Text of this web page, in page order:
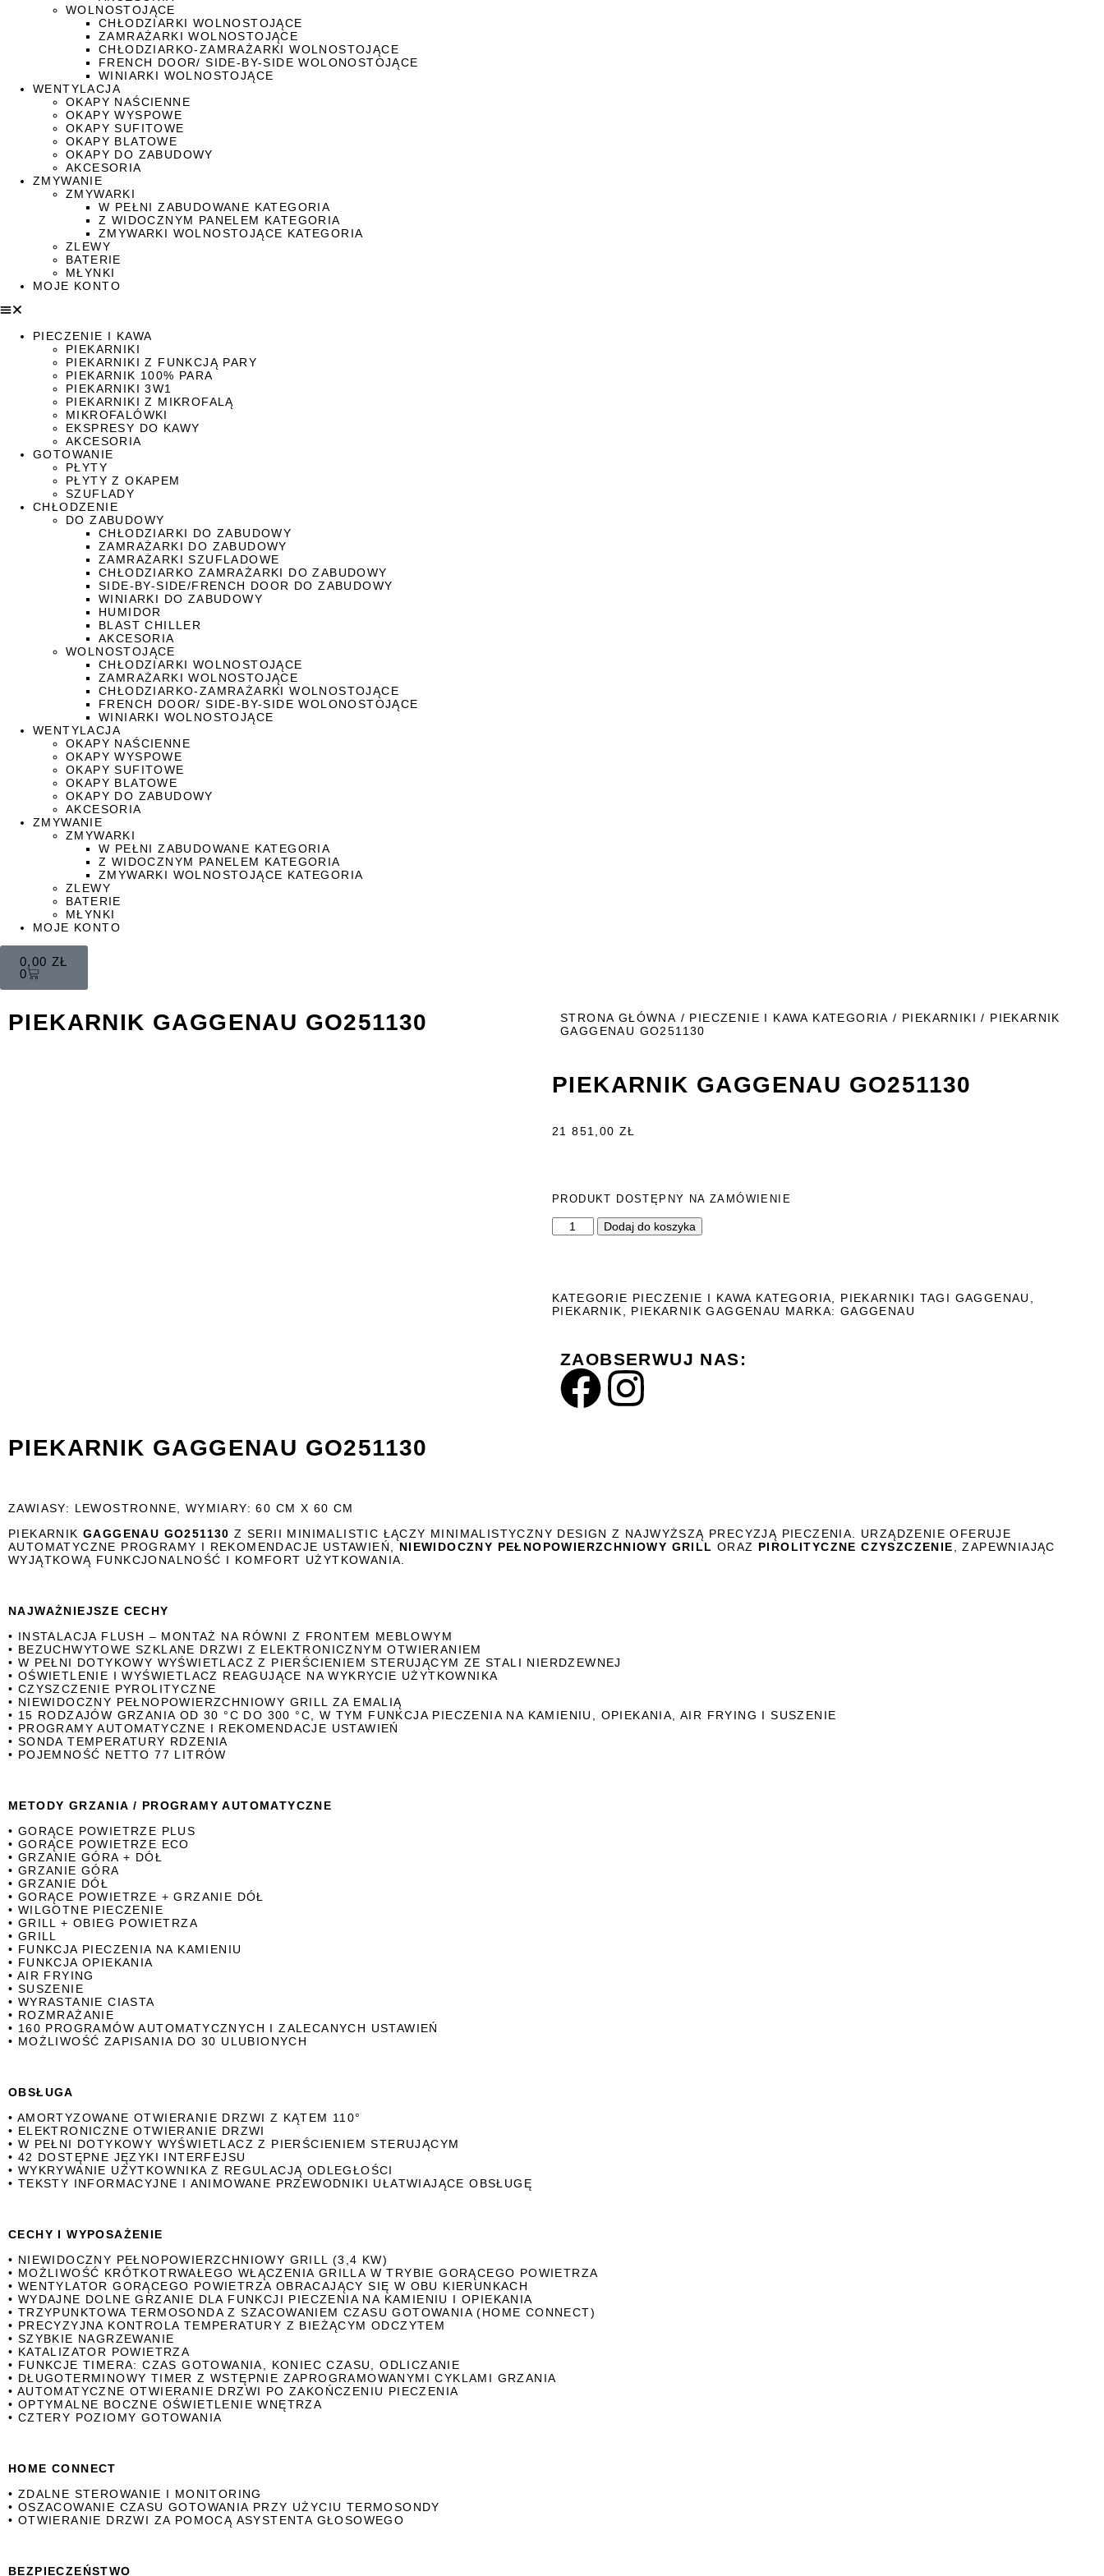
WOLNOSTOJĄCE
CHŁODZIARKI WOLNOSTOJĄCE
ZAMRAŻARKI WOLNOSTOJĄCE
CHŁODZIARKO-ZAMRAŻARKI WOLNOSTOJĄCE
FRENCH DOOR/ SIDE-BY-SIDE WOLONOSTOJĄCE
WINIARKI WOLNOSTOJĄCE
WENTYLACJA
OKAPY NAŚCIENNE
OKAPY WYSPOWE
OKAPY SUFITOWE
OKAPY BLATOWE
OKAPY DO ZABUDOWY
AKCESORIA
ZMYWANIE
ZMYWARKI
W PEŁNI ZABUDOWANE KATEGORIA
Z WIDOCZNYM PANELEM KATEGORIA
ZMYWARKI WOLNOSTOJĄCE KATEGORIA
ZLEWY
BATERIE
MŁYNKI
MOJE KONTO
PIECZENIE I KAWA
PIEKARNIKI
PIEKARNIKI Z FUNKCJĄ PARY
PIEKARNIK 100% PARA
PIEKARNIKI 3W1
PIEKARNIKI Z MIKROFALĄ
MIKROFALÓWKI
EKSPRESY DO KAWY
AKCESORIA
GOTOWANIE
PŁYTY
PŁYTY Z OKAPEM
SZUFLADY
CHŁODZENIE
DO ZABUDOWY
CHŁODZIARKI DO ZABUDOWY
ZAMRAŻARKI DO ZABUDOWY
ZAMRAŻARKI SZUFLADOWE
CHŁODZIARKO ZAMRAŻARKI DO ZABUDOWY
SIDE-BY-SIDE/FRENCH DOOR DO ZABUDOWY
WINIARKI DO ZABUDOWY
HUMIDOR
BLAST CHILLER
AKCESORIA
WOLNOSTOJĄCE
CHŁODZIARKI WOLNOSTOJĄCE
ZAMRAŻARKI WOLNOSTOJĄCE
CHŁODZIARKO-ZAMRAŻARKI WOLNOSTOJĄCE
FRENCH DOOR/ SIDE-BY-SIDE WOLONOSTOJĄCE
WINIARKI WOLNOSTOJĄCE
WENTYLACJA
OKAPY NAŚCIENNE
OKAPY WYSPOWE
OKAPY SUFITOWE
OKAPY BLATOWE
OKAPY DO ZABUDOWY
AKCESORIA
ZMYWANIE
ZMYWARKI
W PEŁNI ZABUDOWANE KATEGORIA
Z WIDOCZNYM PANELEM KATEGORIA
ZMYWARKI WOLNOSTOJĄCE KATEGORIA
ZLEWY
BATERIE
MŁYNKI
MOJE KONTO
0,00 ZŁ
0
PIEKARNIK GAGGENAU GO251130 STRONA GŁÓWNA / PIECZENIE I KAWA KATEGORIA / PIEKARNIKI / PIEKARNIK
GAGGENAU GO251130
PIEKARNIK GAGGENAU GO251130
21 851,00ZŁ
PRODUKT DOSTĘPNY NA ZAMÓWIENIE
Dodaj do koszyka
KATEGORIE PIECZENIE I KAWA KATEGORIA PIEKARNIKI TAGI GAGGENAU
PIEKARNIK
PIEKARNIK GAGGENAU MARKA: GAGGENAU
ZAOBSERWUJ NAS:
PIEKARNIK GAGGENAU GO251130
ZAWIASY: LEWOSTRONNE, WYMIARY: 60 CM X 60 CM
PIEKARNIK GAGGENAU GO251130 Z SERII MINIMALISTIC ŁĄCZY MINIMALISTYCZNY DESIGN Z NAJWYŻSZĄ PRECYZJĄ PIECZENIA. URZĄDZENIE OFERUJE
AUTOMATYCZNE PROGRAMY I REKOMENDACJE USTAWIEŃ, NIEWIDOCZNY PEŁNOPOWIERZCHNIOWY GRILL ORAZ PIROLITYCZNE CZYSZCZENIE, ZAPEWNIAJĄC
WYJĄTKOWĄ FUNKCJONALNOŚĆ I KOMFORT UŻYTKOWANIA.
NAJWAŻNIEJSZE CECHY
• INSTALACJA FLUSH – MONTAŻ NA RÓWNI Z FRONTEM MEBLOWYM
• BEZUCHWYTOWE SZKLANE DRZWI Z ELEKTRONICZNYM OTWIERANIEM
• W PEŁNI DOTYKOWY WYŚWIETLACZ Z PIERŚCIENIEM STERUJĄCYM ZE STALI NIERDZEWNEJ
• OŚWIETLENIE I WYŚWIETLACZ REAGUJĄCE NA WYKRYCIE UŻYTKOWNIKA
• CZYSZCZENIE PYROLITYCZNE
• NIEWIDOCZNY PEŁNOPOWIERZCHNIOWY GRILL ZA EMALIĄ
• 15 RODZAJÓW GRZANIA OD 30 °C DO 300 °C, W TYM FUNKCJA PIECZENIA NA KAMIENIU, OPIEKANIA, AIR FRYING I SUSZENIE
• PROGRAMY AUTOMATYCZNE I REKOMENDACJE USTAWIEŃ
• SONDA TEMPERATURY RDZENIA
• POJEMNOŚĆ NETTO 77 LITRÓW
METODY GRZANIA / PROGRAMY AUTOMATYCZNE
• GORĄCE POWIETRZE PLUS
• GORĄCE POWIETRZE ECO
• GRZANIE GÓRA + DÓŁ
• GRZANIE GÓRA
• GRZANIE DÓŁ
• GORĄCE POWIETRZE + GRZANIE DÓŁ
• WILGOTNE PIECZENIE
• GRILL + OBIEG POWIETRZA
• GRILL
• FUNKCJA PIECZENIA NA KAMIENIU
• FUNKCJA OPIEKANIA
• AIR FRYING
• SUSZENIE
• WYRASTANIE CIASTA
• ROZMRAŻANIE
• 160 PROGRAMÓW AUTOMATYCZNYCH I ZALECANYCH USTAWIEŃ
• MOŻLIWOŚĆ ZAPISANIA DO 30 ULUBIONYCH
OBSŁUGA
• AMORTYZOWANE OTWIERANIE DRZWI Z KĄTEM 110°
• ELEKTRONICZNE OTWIERANIE DRZWI
• W PEŁNI DOTYKOWY WYŚWIETLACZ Z PIERŚCIENIEM STERUJĄCYM
• 42 DOSTĘPNE JĘZYKI INTERFEJSU
• WYKRYWANIE UŻYTKOWNIKA Z REGULACJĄ ODLEGŁOŚCI
• TEKSTY INFORMACYJNE I ANIMOWANE PRZEWODNIKI UŁATWIAJĄCE OBSŁUGĘ
CECHY I WYPOSAŻENIE
• NIEWIDOCZNY PEŁNOPOWIERZCHNIOWY GRILL (3,4 KW)
• MOŻLIWOŚĆ KRÓTKOTRWAŁEGO WŁĄCZENIA GRILLA W TRYBIE GORĄCEGO POWIETRZA
• WENTYLATOR GORĄCEGO POWIETRZA OBRACAJĄCY SIĘ W OBU KIERUNKACH
• WYDAJNE DOLNE GRZANIE DLA FUNKCJI PIECZENIA NA KAMIENIU I OPIEKANIA
• TRZYPUNKTOWA TERMOSONDA Z SZACOWANIEM CZASU GOTOWANIA (HOME CONNECT)
• PRECYZYJNA KONTROLA TEMPERATURY Z BIEŻĄCYM ODCZYTEM
• SZYBKIE NAGRZEWANIE
• KATALIZATOR POWIETRZA
• FUNKCJE TIMERA: CZAS GOTOWANIA, KONIEC CZASU, ODLICZANIE
• DŁUGOTERMINOWY TIMER Z WSTĘPNIE ZAPROGRAMOWANYMI CYKLAMI GRZANIA
• AUTOMATYCZNE OTWIERANIE DRZWI PO ZAKOŃCZENIU PIECZENIA
• OPTYMALNE BOCZNE OŚWIETLENIE WNĘTRZA
• CZTERY POZIOMY GOTOWANIA
HOME CONNECT
• ZDALNE STEROWANIE I MONITORING
• OSZACOWANIE CZASU GOTOWANIA PRZY UŻYCIU TERMOSONDY
• OTWIERANIE DRZWI ZA POMOCĄ ASYSTENTA GŁOSOWEGO
BEZPIECZEŃSTWO